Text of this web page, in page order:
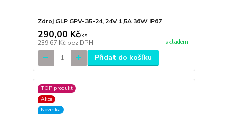
Zdroj GLP GPV-35-24, 24V 1,5A 36W IP67
290,00 Kč/ks
239,67 Kč bez DPH skladem
Přidat do košíku
TOP produkt
Akce
Novinka